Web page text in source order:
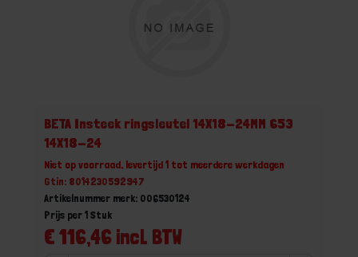
BETA Insteek ringsleutel 14X18-24MM 653
14X18-24
Niet op voorraad, levertijd 1 tot meerdere werkdagen
Gtin: 8014230592947
Artikelnummer merk: 006530124
€ 116,46 incl. BTW
Prijs per 1 Stuk